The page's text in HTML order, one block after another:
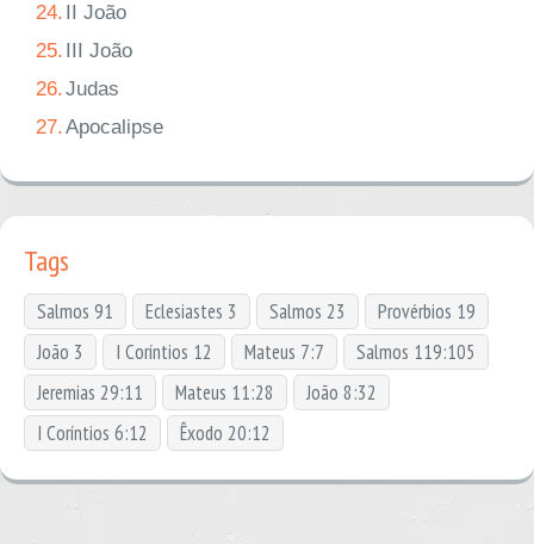
24. II João
25. III João
26.Judas
27.Apocalipse
Tags
Salmos 91 Eclesiastes 3 Salmos 23
Provérbios 19
João 3
I Coríntios 12 Mateus 7:7
Salmos 119:105
Jeremias 29:11
Mateus 11:28
João 8:32
I Coríntios 6:12
Êxodo 20:12